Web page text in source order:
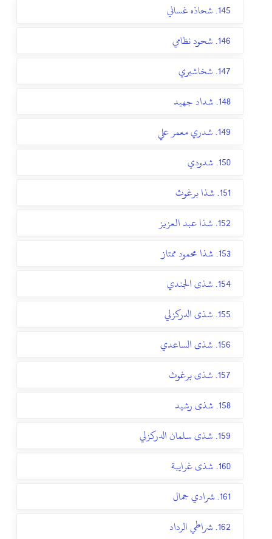
145. شحاذه غساني
146. شحود نظامي
147. شخاشيري
148. شداد جهيد
149. شدري معمر علي
150. شدودي
151. شذا برغوث
152. شذا عبد العزيز
153. شذا محمود ممتاز
154. شذى الجندي
155. شذى الدركزلي
156. شذى الساعدي
157. شذى برغوث
158. شذى رشيد
159. شذى سلمان الدركزلي
160. شذى غرايبة
161. شرادي جمال
162. شراطي الرداد